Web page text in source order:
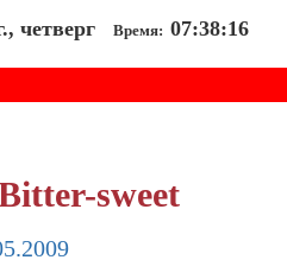
четверг Время: 07:38:16
sweet